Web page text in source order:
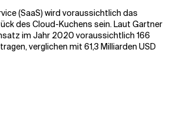
(SaaS) wird voraussichtlich das
des Cloud-Kuchens sein. Laut Gartner
im Jahr 2020 voraussichtlich 166
verglichen mit 61,3 Milliarden USD